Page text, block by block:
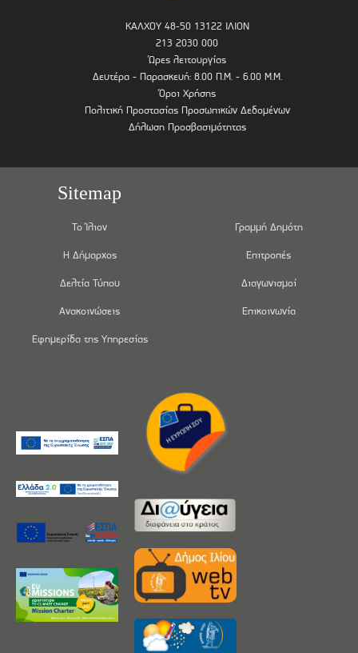
ΚΑΛΧΟΥ 48-50 13122 ΙΛΙΟΝ
213 2030 000
Ώρες λειτουργίας
Δευτέρα - Παρασκευή: 8.00 Π.Μ. - 6.00 Μ.Μ.
Όροι Χρήσης
Πολιτική Προστασίας Προσωπικών Δεδομένων
Δήλωση Προσβασιμότητας
Sitemap
Το Ίλιον
Η Δήμαρχος
Δελτία Τύπου
Ανακοινώσεις
Εφημερίδα της Υπηρεσίας
Γραμμή Δημότη
Επιτροπές
Διαγωνισμοί
Επικοινωνία